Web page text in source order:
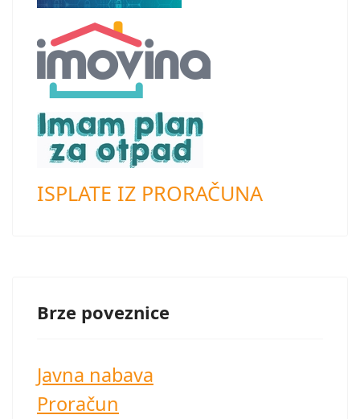
ISPLATE IZ PRORAČUNA
Brze poveznice
Javna nabava
Proračun